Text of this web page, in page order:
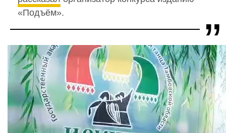
«Подъём».